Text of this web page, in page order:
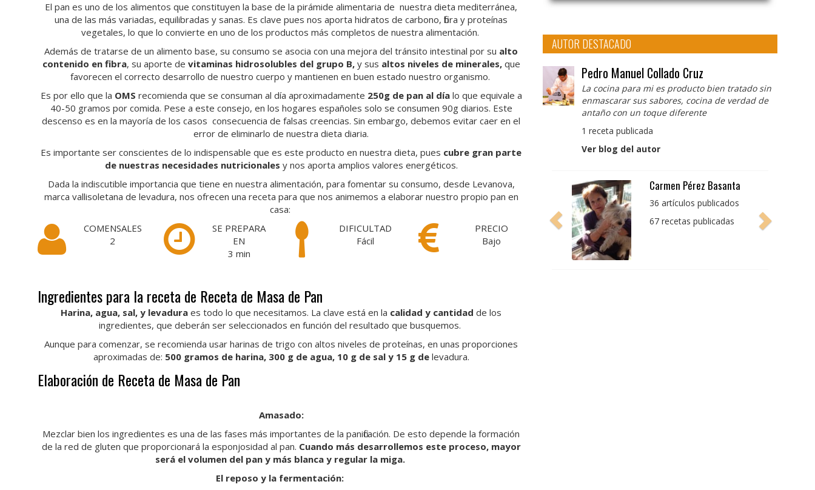
El pan es uno de los alimentos que constituyen la base de la pirámide alimentaria de nuestra dieta mediterránea,
una de las más variadas, equilibradas y sanas. Es clave pues nos aporta hidratos de carbono, fibra y proteínas
vegetales, lo que lo convierte en uno de los productos más completos de nuestra alimentación.
Además de tratarse de un alimento base, su consumo se asocia con una mejora del tránsito intestinal por su alto
contenido en fibra, su aporte de vitaminas hidrosolubles del grupo B, y sus altos niveles de minerales,que
favorecen el correcto desarrollo de nuestro cuerpo y mantienen en buen estado nuestro organismo.
Es por ello que la OMS recomienda que se consuman al día aproximadamente 250g de pan al díalo que equivale a
40-50 gramos por comida. Pese a este consejo, en los hogares españoles solo se consumen 90g diarios. Este
descenso es en la mayoría de los casos consecuencia de falsas creencias. Sin embargo, debemos evitar caer en el
error de eliminarlo de nuestra dieta diaria.
Es importante ser conscientes de lo indispensable que es este producto en nuestra dieta, pues cubre gran parte
de nuestras necesidades nutricionales y nos aporta amplios valores energéticos.
Dada la indiscutible importancia que tiene en nuestra alimentación, para fomentar su consumo, desde Levanova,
marca vallisoletana de levadura, nos ofrecen una receta para que nos animemos a elaborar nuestro propio pan en
casa:
COMENSALES
2
SE PREPARA
EN
3 min
DIFICULTAD
Fácil
PRECIO
Bajo
Ingredientes para la receta de Receta de Masa de Pan
Harina, agua, sal, y levadura es todo lo que necesitamos. La clave está en la calidad y cantidad de los
ingredientes, que deberán ser seleccionados en función del resultado que busquemos.
Aunque para comenzar, se recomienda usar harinas de trigo con altos niveles de proteínas, en unas proporciones
aproximadas de: 500 gramos de harina, 300 g de agua, 10 g de sal y 15 g delevadura.
Elaboración de Receta de Masa de Pan
Amasado:
Mezclar bien los ingredientes es una de las fases más importantes de la panificación. De esto depende la formación
de la red de gluten que proporcionará la esponjosidad al pan. Cuando más desarrollemos este proceso, mayor
será el volumen del pan y más blanca y regular la miga.
El reposo y la fermentación:
AUTOR DESTACADO
Pedro Manuel Collado Cruz
La cocina para mi es producto bien tratado sin
enmascarar sus sabores, cocina de verdad de
antaño con un toque diferente
1 receta publicada
Ver blog del autor
Pedro Manuel Collado
Cruz
producto bien tratado